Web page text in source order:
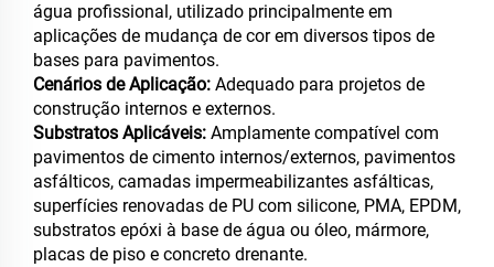
água profissional, utilizado principalmente em
aplicações de mudança de cor em diversos tipos de
bases para pavimentos.
Cenários de Aplicação: Adequado para projetos de
construção internos e externos.
Substratos Aplicáveis: Amplamente compatível com
pavimentos de cimento internos/externos, pavimentos
asfálticos, camadas impermeabilizantes asfálticas,
superfícies renovadas de PU com silicone, PMA, EPDM,
substratos epóxi à base de água ou óleo, mármore,
placas de piso e concreto drenante.